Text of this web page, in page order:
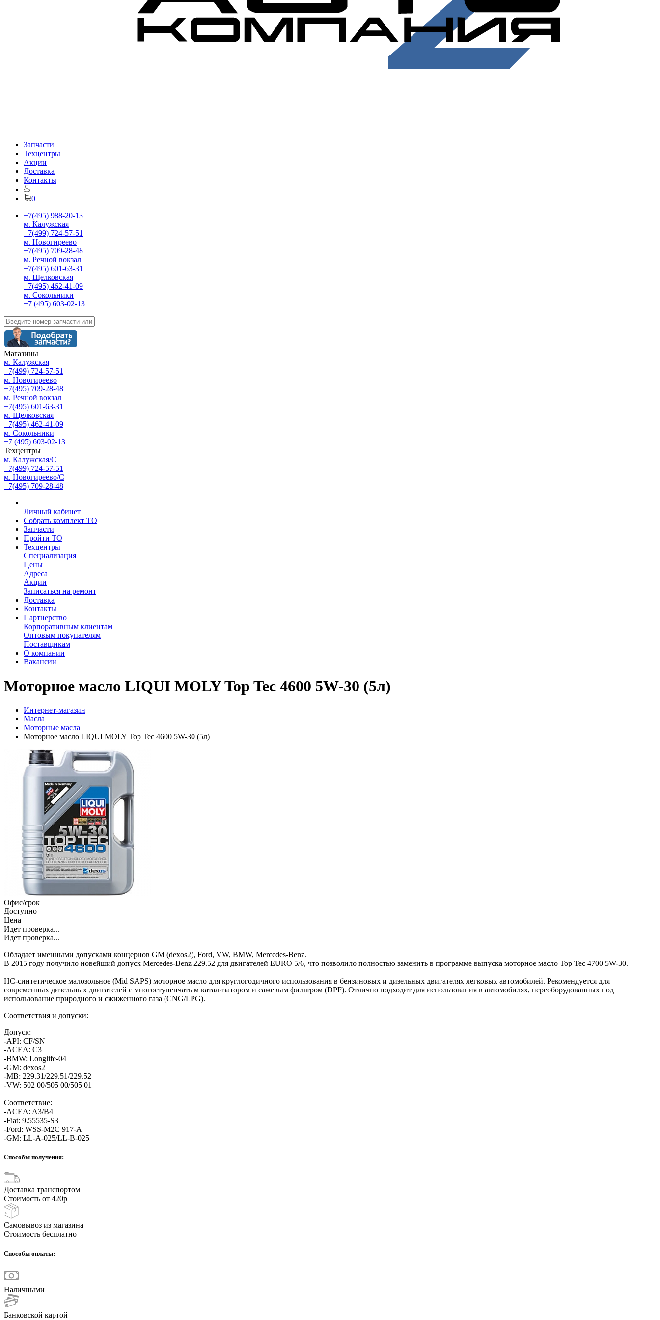
Запчасти
Техцентры
Акции
Доставка
Контакты
0
+7(495) 988-20-13
м. Калужская
+7(499) 724-57-51
м. Новогиреево
+7(495) 709-28-48
м. Речной вокзал
+7(495) 601-63-31
м. Щелковская
+7(495) 462-41-09
м. Сокольники
+7 (495) 603-02-13
Магазины
м. Калужская
+7(499) 724-57-51
м. Новогиреево
+7(495) 709-28-48
м. Речной вокзал
+7(495) 601-63-31
м. Щелковская
+7(495) 462-41-09
м. Сокольники
+7 (495) 603-02-13
Техцентры
м. Калужская/С
+7(499) 724-57-51
м. Новогиреево/С
+7(495) 709-28-48
Личный кабинет
Собрать комплект ТО
Запчасти
Пройти ТО
Техцентры
Специализация
Цены
Адреса
Акции
Записаться на ремонт
Доставка
Контакты
Партнерство
Корпоративным клиентам
Оптовым покупателям
Поставщикам
О компании
Вакансии
Моторное масло LIQUI MOLY Top Tec 4600 5W-30 (5л)
Интернет-магазин
Масла
Моторные масла
Моторное масло LIQUI MOLY Top Tec 4600 5W-30 (5л)
Офис/срок
Доступно
Цена
Идет проверка...
Идет проверка...
Обладает именными допусками концернов GM (dexos2), Ford, VW, BMW, Mercedes-Benz.
В 2015 году получило новейший допуск Mercedes-Benz 229.52 для двигателей EURO 5/6, что позволило полностью заменить в программе выпуска моторное масло Top Tec 4700 5W-30.
HC-синтетическое малозольное (Mid SAPS) моторное масло для круглогодичного использования в бензиновых и дизельных двигателях легковых автомобилей. Рекомендуется для
современных дизельных двигателей с многоступенчатым катализатором и сажевым фильтром (DPF). Отлично подходит для использования в автомобилях, переоборудованных под
использование природного и сжиженного газа (CNG/LPG).
Соответствия и допуски:
Допуск:
-API: CF/SN
-ACEA: C3
-BMW: Longlife-04
-GM: dexos2
-MB: 229.31/229.51/229.52
-VW: 502 00/505 00/505 01
Соответствие:
-ACEA: A3/B4
-Fiat: 9.55535-S3
-Ford: WSS-M2C 917-A
-GM: LL-A-025/LL-B-025
Способы получения:
Доставка транспортом
Стоимость от 420р
Самовывоз из магазина
Стоимость бесплатно
Способы оплаты:
Наличными
Банковской картой